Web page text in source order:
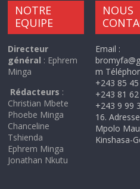
NOTRE
EQUIPE
Directeur
général : Ephrem
Minga
Rédacteurs :
Christian Mbete
Phoebe Minga
Chanceline
Tshienda
Ephrem Minga
Jonathan Nkutu
NOUS
Email :
m
+243 85
+243 81
+243 9 99
16.
Mpolo
Kinshasa-